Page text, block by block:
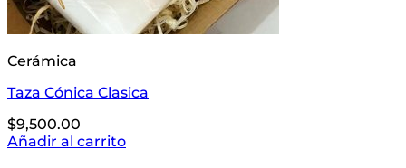
Cerámica
Taza Cónica Clasica
$9,500.00
Añadir al carrito